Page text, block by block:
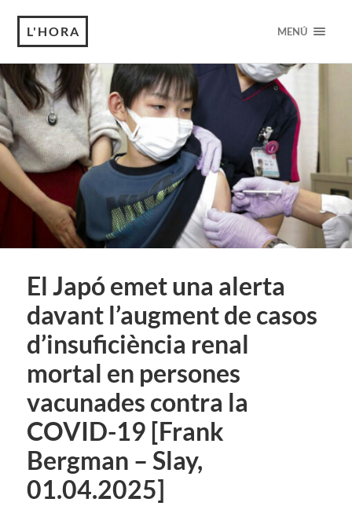
L'HORA MENÚ
El Japó emet una alerta
davant l’augment de casos
d’insuficiència renal
mortal en persones
vacunades contra la
COVID-19 [Frank
Bergman – Slay,
01.04.2025]